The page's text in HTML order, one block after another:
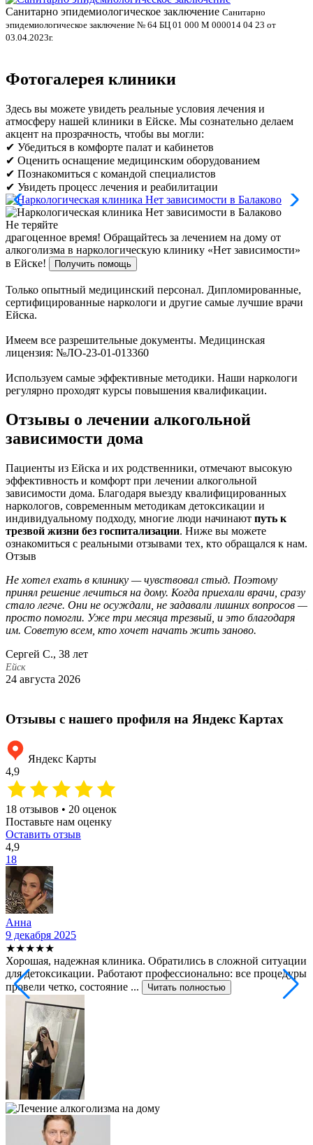
Санитарно эпидемиологическое заключение Санитарно
эпидемиологическое заключение № 64 БЦ 01 000 М 000014 04 23 от
03.04.2023г.
Фотогалерея клиники
Здесь вы можете увидеть реальные условия лечения и
атмосферу нашей клиники в Ейске. Мы сознательно делаем
акцент на прозрачность, чтобы вы могли:
✔ Убедиться в комфорте палат и кабинетов
✔ Оценить оснащение медицинским оборудованием
✔ Познакомиться с командой специалистов
✔ Увидеть процесс лечения и реабилитации
Не теряйте
драгоценное время! Обращайтесь за лечением на дому от
алкоголизма в наркологическую клинику «Нет зависимости»
в Ейске!
Получить помощь
Только опытный медицинский персонал. Дипломированные,
сертифицированные наркологи и другие самые лучшие врачи
Ейска.
Имеем все разрешительные документы. Медицинская
лицензия: №ЛО-23-01-013360
Используем самые эффективные методики. Наши наркологи
регулярно проходят курсы повышения квалификации.
Отзывы о лечении алкогольной
зависимости дома
Пациенты из Ейска и их родственники, отмечают высокую
эффективность и комфорт при лечении алкогольной
зависимости дома. Благодаря выезду квалифицированных
наркологов, современным методикам детоксикации и
индивидуальному подходу, многие люди начинают путь к
трезвой жизни без госпитализации. Ниже вы можете
ознакомиться с реальными отзывами тех, кто обращался к нам.
Отзыв
Не хотел ехать в клинику — чувствовал стыд. Поэтому
принял решение лечиться на дому. Когда приехали врачи, сразу
стало легче. Они не осуждали, не задавали лишних вопросов —
просто помогли. Уже три месяца трезвый, и это благодаря
им. Советую всем, кто хочет начать жить заново.
Сергей С., 38 лет
Ейск
24 августа 2026
Отзывы с нашего профиля на Яндекс Картах
Яндекс Карты
4,9
18 отзывов • 20 оценок
Поставьте нам оценку
Оставить отзыв
4,9
18
Анна
9 декабря 2025
★★★★★
Хорошая, надежная клиника. Обратились в сложной ситуации
для детоксикации. Работают профессионально: все процедуры
провели четко, состояние ...
Читать полностью